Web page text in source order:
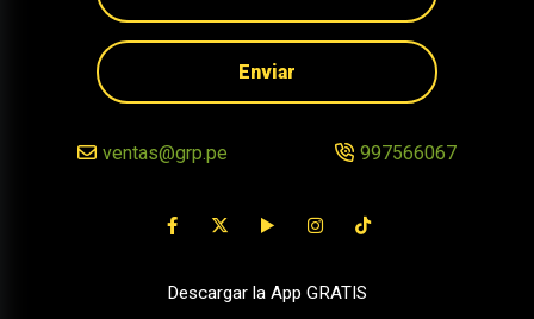
Enviar
ventas@grp.pe 997566067
Descargar la App GRATIS